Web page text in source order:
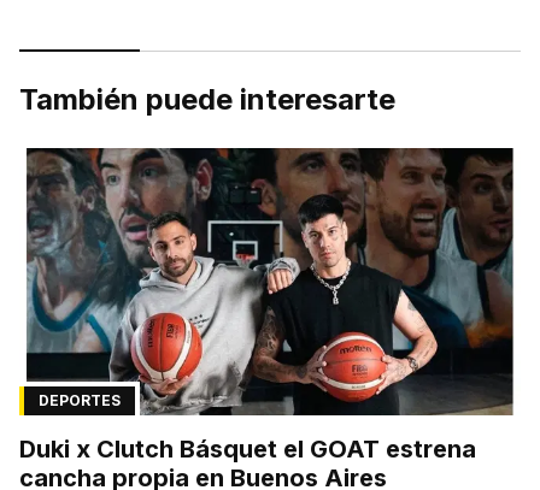
También puede interesarte
DEPORTES
Duki x Clutch Básquet el GOAT estrena
cancha propia en Buenos Aires